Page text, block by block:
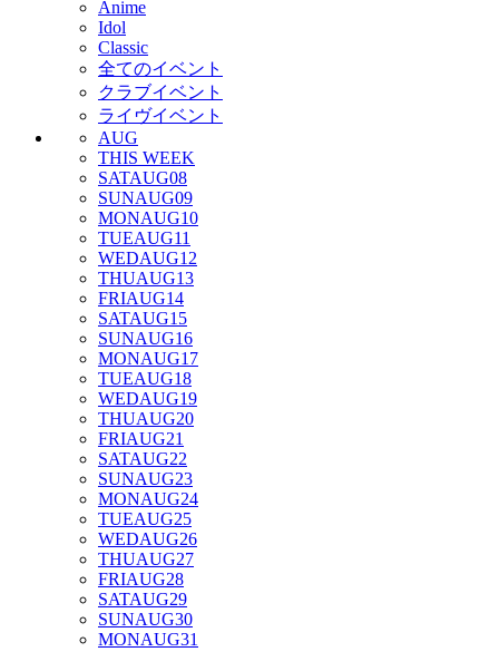
Anime
Idol
Classic
全てのイベント
クラブイベント
ライヴイベント
AUG
THIS WEEK
SATAUG08
SUNAUG09
MONAUG10
TUEAUG11
WEDAUG12
THUAUG13
FRIAUG14
SATAUG15
SUNAUG16
MONAUG17
TUEAUG18
WEDAUG19
THUAUG20
FRIAUG21
SATAUG22
SUNAUG23
MONAUG24
TUEAUG25
WEDAUG26
THUAUG27
FRIAUG28
SATAUG29
SUNAUG30
MONAUG31